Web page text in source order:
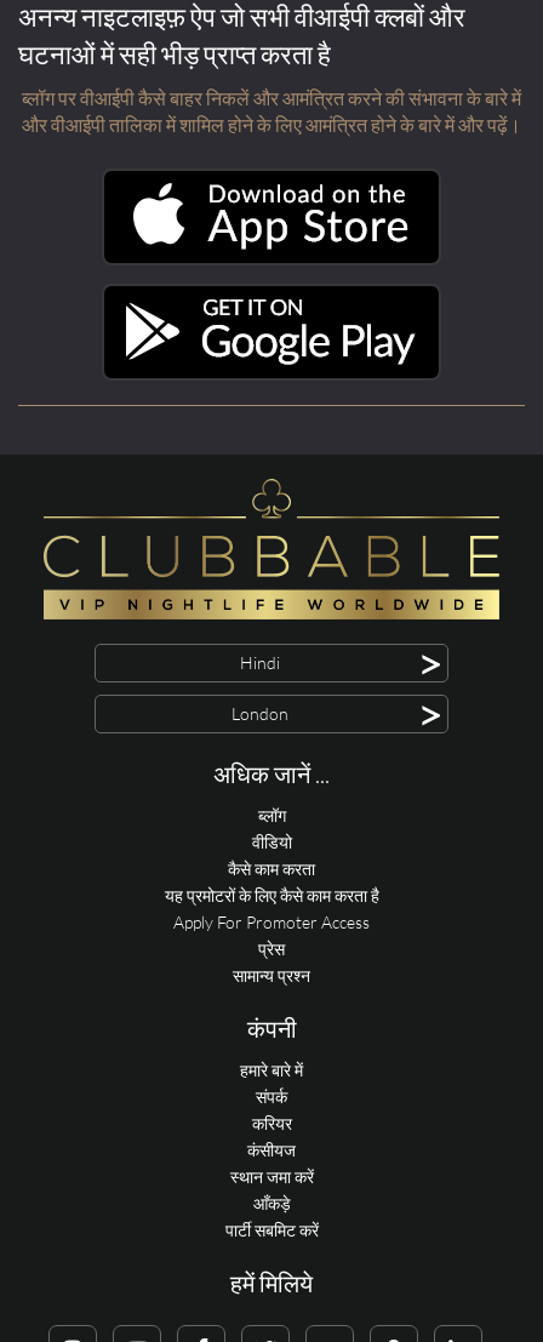
अनन्य नाइटलाइफ़ ऐप जो सभी वीआईपी क्लबों और
घटनाओं में सही भीड़ प्राप्त करता है
ब्लॉग पर वीआईपी कैसे बाहर निकलें और आमंत्रित करने की संभावना के बारे में
और वीआईपी तालिका में शामिल होने के लिए आमंत्रित होने के बारे में और पढ़ें।
Hindi >
London >
अधिक जानें ...
ब्लॉग
वीडियो
कैसे काम करता
यह प्रमोटरों के लिए कैसे काम करता है
Apply For Promoter Access
प्रेस
सामान्य प्रश्न
कंपनी
हमारे बारे में
संपर्क
करियर
कंसीयज
स्थान जमा करें
आँकड़े
पार्टी सबमिट करें
हमें मिलिये